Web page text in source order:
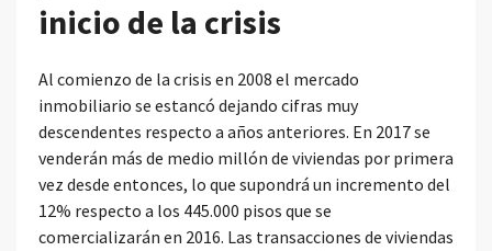
inicio de la crisis
Al comienzo de la crisis en 2008 el mercado
inmobiliario se estancó dejando cifras muy
descendentes respecto a años anteriores. En 2017 se
venderán más de medio millón de viviendas por primera
vez desde entonces, lo que supondrá un incremento del
12% respecto a los 445.000 pisos que se
comercializarán en 2016. Las transacciones de viviendas